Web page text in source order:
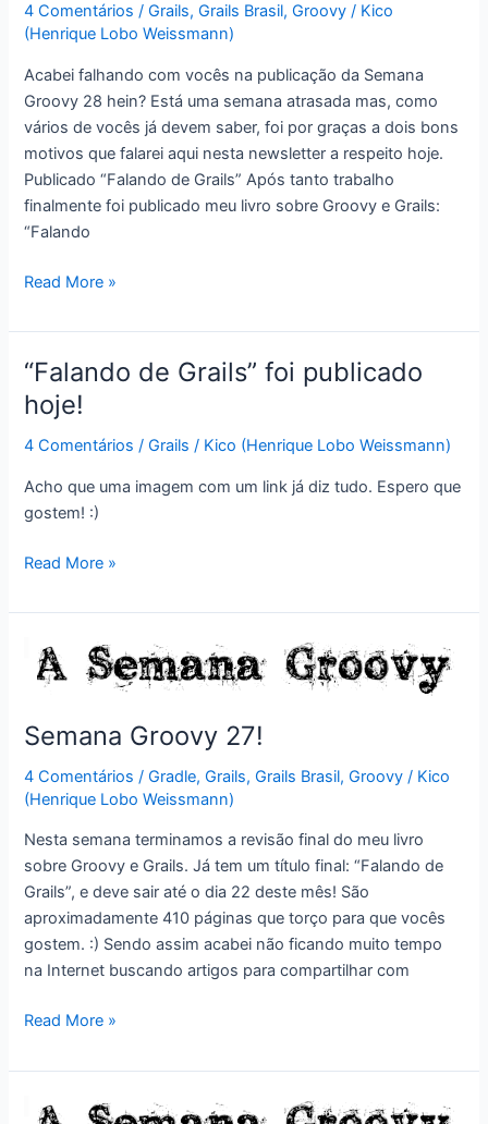
4 Comentários /Grails,Grails Brasil,Groovy / Kico
(Henrique Lobo Weissmann)
Acabei falhando com vocês na publicação da Semana
Groovy 28 hein? Está uma semana atrasada mas, como
vários de vocês já devem saber, foi por graças a dois bons
motivos que falarei aqui nesta newsletter a respeito hoje.
Publicado “Falando de Grails” Após tanto trabalho
finalmente foi publicado meu livro sobre Groovy e Grails:
“Falando
Semana
28!
Read More »
“Falando de Grails” foi publicado
hoje!
4 Comentários /Grails / Kico (Henrique Lobo Weissmann)
Acho que uma imagem com um link já diz tudo. Espero que
gostem! :)
“Falando
Grails”
publicado
hoje!
Read More »
Semana Groovy 27!
4 Comentários /Gradle,Grails,Grails Brasil,Groovy / Kico
(Henrique Lobo Weissmann)
Nesta semana terminamos a revisão final do meu livro
sobre Groovy e Grails. Já tem um título final: “Falando de
Grails”, e deve sair até o dia 22 deste mês! São
aproximadamente 410 páginas que torço para que vocês
gostem. :) Sendo assim acabei não ficando muito tempo
na Internet buscando artigos para compartilhar com
Semana
27!
Read More »